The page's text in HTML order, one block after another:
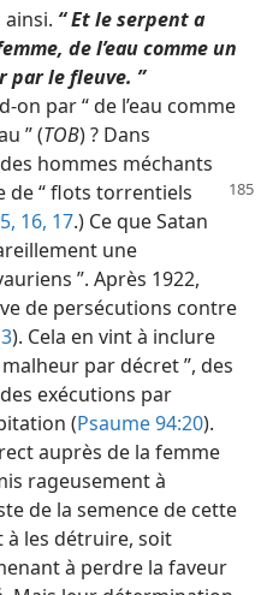
“ Et le serpent a
de l’eau comme un
le fleuve. ”
​on par “ de l’eau comme
” (TOB) ? Dans
hommes méchants
de “ flots torrentiels
16, 17.) Ce que Satan
une
”. Après 1922,
de persécutions contre
). Cela en vint à inclure
par décret ”, des
exécutions par
(Psaume 94:20).
auprès de la femme
rageusement à
de la semence de cette
les détruire, soit
à perdre la faveur